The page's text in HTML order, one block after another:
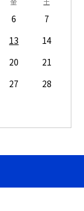
6
7
13
14
20
21
27
28